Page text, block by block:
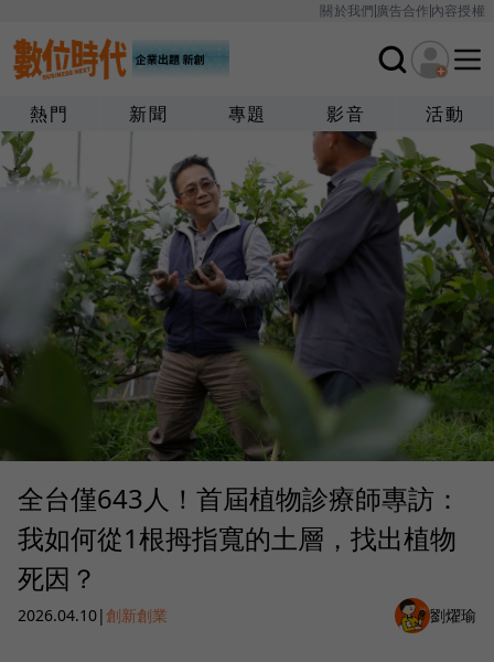
關於我們廣告合作內容授權
熱門 新聞 專題 影音 活動
全台僅643人！首屆植物診療師專訪：
我如何從1根拇指寬的土層，找出植物
死因？
2026.04.10|創新創業 劉燿瑜